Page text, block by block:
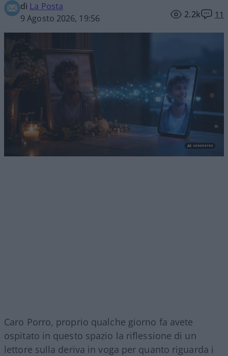
di La Posta
9 Agosto 2026, 19:56
2.2k 11
Caro Porro, proprio qualche giorno fa avete
ospitato in questo spazio la riflessione di un
lettore sulla deriva in voga per quanto riguarda i